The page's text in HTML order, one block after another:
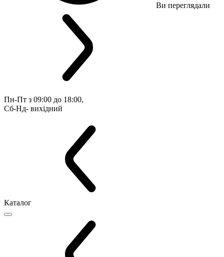
Ви переглядали
Пн-Пт з 09:00 до 18:00,
Сб-Нд- вихідний
Каталог